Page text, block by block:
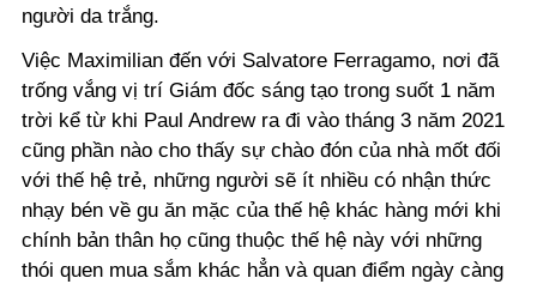
người da trắng.
Việc Maximilian đến với Salvatore Ferragamo, nơi đã
trống vắng vị trí Giám đốc sáng tạo trong suốt 1 năm
trời kể từ khi Paul Andrew ra đi vào tháng 3 năm 2021
cũng phần nào cho thấy sự chào đón của nhà mốt đối
với thế hệ trẻ, những người sẽ ít nhiều có nhận thức
nhạy bén về gu ăn mặc của thế hệ khác hàng mới khi
chính bản thân họ cũng thuộc thế hệ này với những
thói quen mua sắm khác hẳn và quan điểm ngày càng